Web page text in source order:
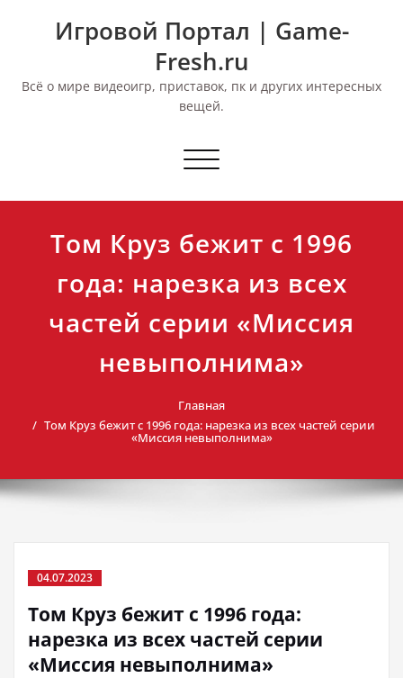
Игровой Портал | Game-
Fresh.ru
Всё о мире видеоигр, приставок, пк и других интересных
вещей.
Переключить
Том Круз бежит с 1996
года: нарезка из всех
частей серии «Миссия
невыполнима»
Главная
Том Круз бежит с 1996 года: нарезка из всех частей серии
«Миссия невыполнима»
04.07.2023
Том Круз бежит с 1996 года:
нарезка из всех частей серии
«Миссия невыполнима»